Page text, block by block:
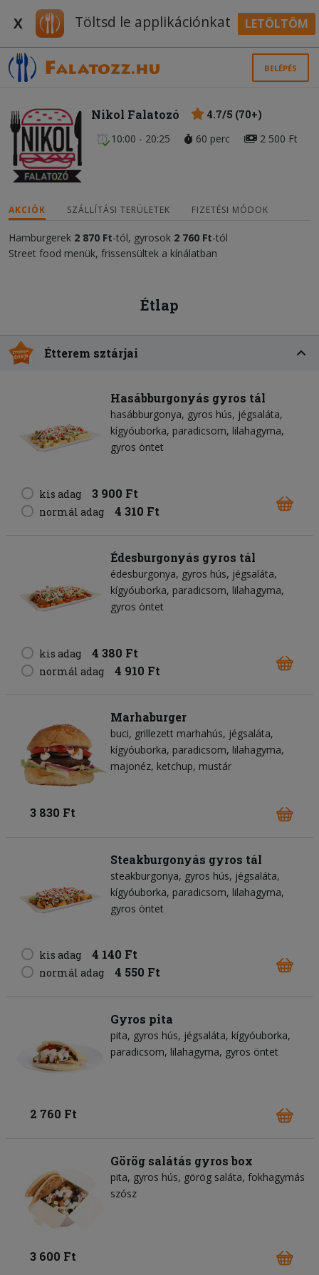
X Töltsd le applikációnkat LETÖLTÖM
BELÉPÉS
Nikol Falatozó
4.7/5 (70+)
10:00 - 20:25
60 perc 2 500 Ft
AKCIÓK SZÁLLÍTÁSI TERÜLETEK FIZETÉSI MÓDOK
Hamburgerek 2 870 Ft-tól, gyrosok 2 760 Ft-tól
Street food menük, frissensültek a kínálatban
Étlap
Étterem sztárjai
Hasábburgonyás gyros tál
hasábburgonya gyros hús jégsaláta
kígyóuborka paradicsom lilahagyma
gyros öntet
kis adag 3 900 Ft
normál adag 4 310 Ft
Édesburgonyás gyros tál
édesburgonya gyros hús jégsaláta
kígyóuborka paradicsom lilahagyma
gyros öntet
kis adag 4 380 Ft
normál adag 4 910 Ft
Marhaburger
buci grillezett marhahús jégsaláta
kígyóuborka paradicsom lilahagyma
majonéz ketchup mustár
3 830 Ft
Steakburgonyás gyros tál
steakburgonya gyros hús jégsaláta
kígyóuborka paradicsom lilahagyma
gyros öntet
kis adag 4 140 Ft
normál adag 4 550 Ft
Gyros pita
pita gyros hús jégsaláta kígyóuborka
paradicsom lilahagyma gyros öntet
2 760 Ft
Görög salátás gyros box
pita gyros hús görög saláta fokhagymás
szósz
3 600 Ft